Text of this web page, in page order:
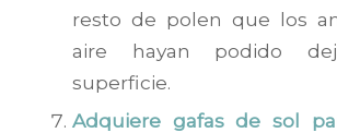
resto de polen que los
aire hayan podido
superficie.
Adquiere gafas de sol